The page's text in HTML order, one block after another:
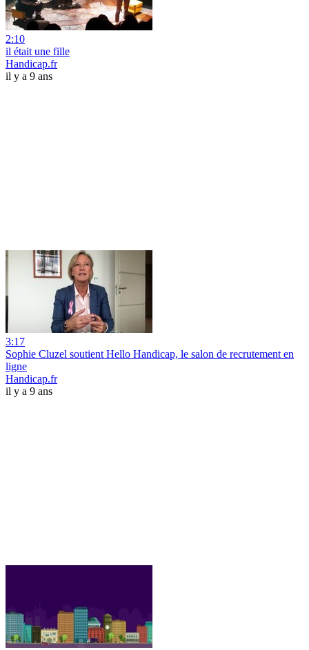
2:10
il était une fille
Handicap.fr
il y a 9 ans
3:17
Sophie Cluzel soutient Hello Handicap, le salon de recrutement en
ligne
Handicap.fr
il y a 9 ans